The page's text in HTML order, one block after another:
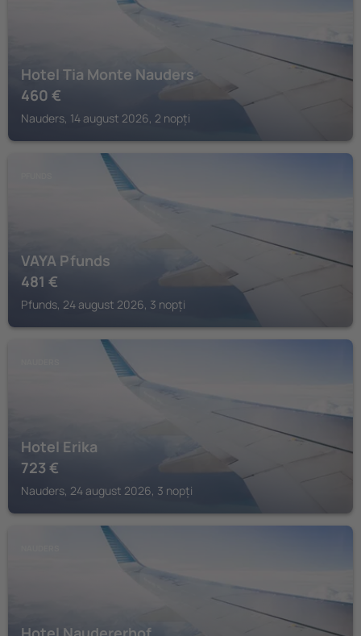
Hotel Tia Monte Nauders
460 €
Nauders, 14 august 2026, 2 nopți
VAYA Pfunds
481 €
Pfunds, 24 august 2026, 3 nopți
Hotel Erika
723 €
Nauders, 24 august 2026, 3 nopți